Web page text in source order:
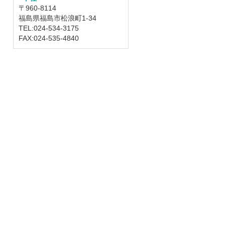
〒960-8114
福島県福島市松浪町1-34
TEL:024-534-3175
FAX:024-535-4840